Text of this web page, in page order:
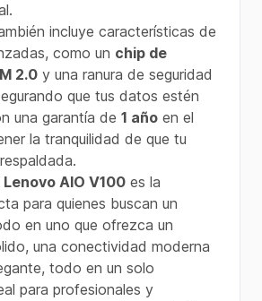
incluye características de
como un chip de
2.0 y una ranura de seguridad
que tus datos estén
una garantía de 1 año en el
la tranquilidad de que tu
Lenovo AIO V100 es la
para quienes buscan un
en uno que ofrezca un
una conectividad moderna
todo en un solo
para profesionales y